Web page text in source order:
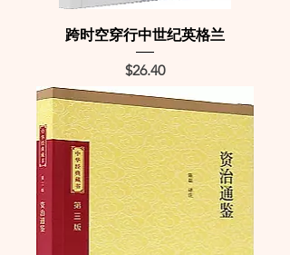
跨时空穿行中世纪英格兰
Price
$26.40